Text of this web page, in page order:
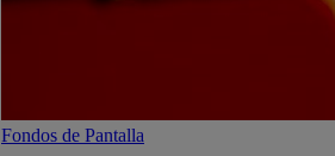
Fondos de Pantalla